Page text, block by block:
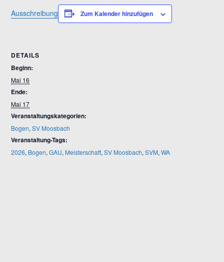
Ausschreibung Zum Kalender hinzufügen
DETAILS
Beginn:
Mai 16
Ende:
Mai 17
Veranstaltungskategorien:
Bogen,SV Moosbach
Veranstaltung-Tags:
2026, Bogen,GAU, Meisterschaft,SV Moosbach,SVM,WA